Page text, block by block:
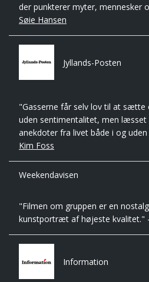
der punkterer myter, mennesker
Søie Hansen
Jyllands-Posten
"Gasserne får selv lov til at sætte
uden sentimentalitet, men
anekdoter fra livet både i og
Kim Foss
Weekendavisen
"Filmen om gruppen er en
kunstportræt af højeste kvalitet." -
Information